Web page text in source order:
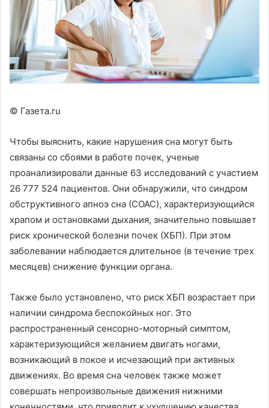
© Газета.ru
Чтобы выяснить, какие нарушения сна могут быть
связаны со сбоями в работе почек, ученые
проанализировали данные 63 исследований с участием
26 777 524 пациентов. Они обнаружили, что синдром
обструктивного апноэ сна (СОАС), характеризующийся
храпом и остановками дыхания, значительно повышает
риск хронической болезни почек (ХБП). При этом
заболевании наблюдается длительное (в течение трех
месяцев) снижение функции органа.
Также было установлено, что риск ХБП возрастает при
наличии синдрома беспокойных ног. Это
распространенный сенсорно-моторный симптом,
характеризующийся желанием двигать ногами,
возникающий в покое и исчезающий при активных
движениях. Во время сна человек также может
совершать непроизвольные движения нижними